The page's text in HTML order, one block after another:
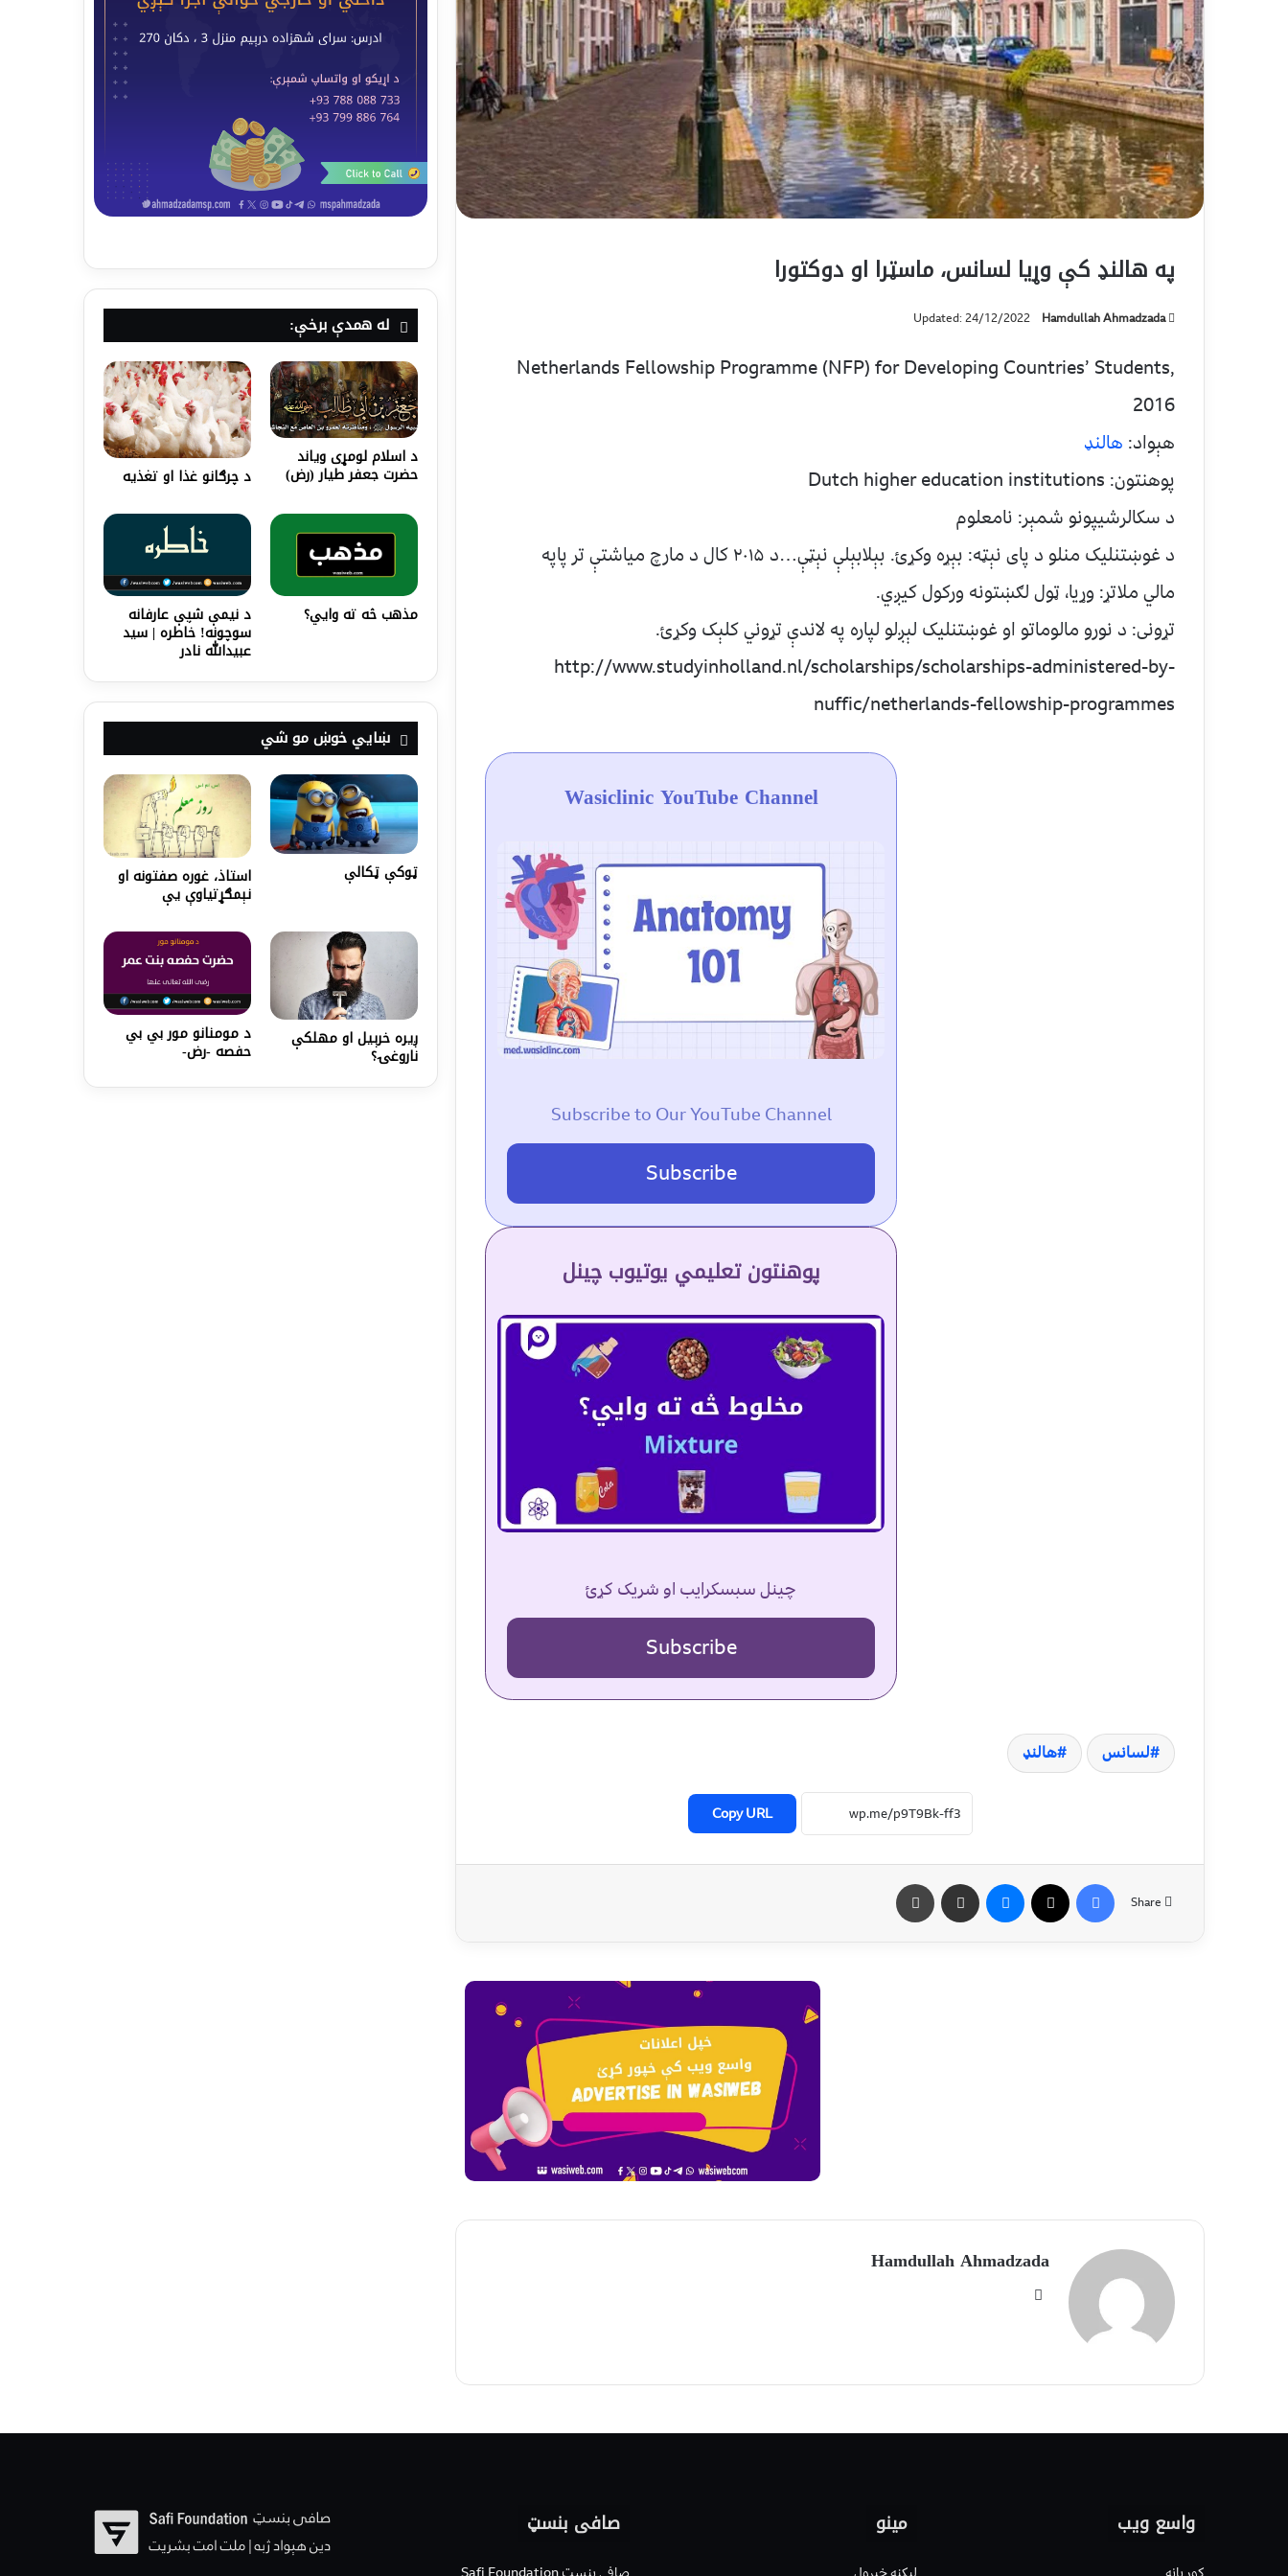
په هالنډ کې وړيا لسانس، ماسټرا او دوکتورا
Hamdullah Ahmadzada
Updated: 24/12/2022
Netherlands Fellowship Programme (NFP) for Developing Countries’ Students,
2016
هېواد: هالنډ
پوهنتون: Dutch higher education institutions
د سکالرشيپونو شمېر: نامعلوم
د غوښتنليک منلو د پای نېټه: بېړه وکړئ. بېلابېلې نېټې…د ۲۰۱۵ کال د مارچ مياشتې تر پاپه
مالي ملاتړ: وړيا، ټول لګښتونه ورکول کيږي.
تړونی: د نورو مالوماتو او غوښتنليک لېږلو لپاره په لاندې تړوني کلېک وکړئ.
http://www.studyinholland.nl/scholarships/scholarships-administered-by-
nuffic/netherlands-fellowship-programmes
Wasiclinic YouTube Channel
Subscribe to Our YouTube Channel
Subscribe
پوهنتون تعلیمي یوتیوب چینل
چینل سبسکرایب او شریک کړئ
Subscribe
لسانس هالنډ
Copy URL
Share
Hamdullah Ahmadzada
له همدې برخې:
د اسلام لومړی وياند
حضرت جعفر طیار (رض) د چرګانو غذا او تغذیه
مذهب څه ته وايي؟ د نیمې شپې عارفانه
سوچونه! خاطره | سید
عبیدالله نادر
ښايي خوښ مو شي
ټوکې ټکالې استاذ، غوره صفتونه او
نېمګړتياوې يې
ږیره خرېیل او مهلکې
ناروغۍ؟
د مومنانو مور بي بي
حفصه -رض-
واسع ویب مینو صافی بنسټ